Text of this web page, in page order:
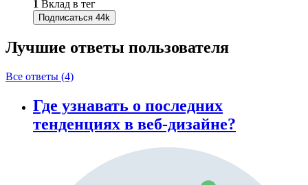
1 Вклад в тег
Подписаться 44k
Лучшие ответы пользователя
Все ответы (4)
Где узнавать о последних
тенденциях в веб-дизайне?